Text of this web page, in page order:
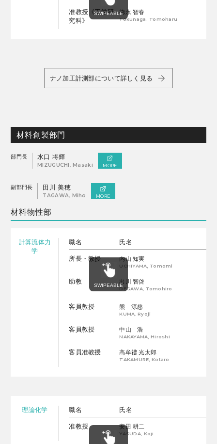
准教授《工学研
究科》
徳永 智春
Tokunaga. Tomoharu
ナノ加工計測部について詳しく見る
材料創製部門
部門長 水口 将輝
MIZUGUCHI, Masaki MORE
副部門長 田川 美穂
TAGAWA, Miho MORE
材料物性部
計算流体力
学
職名 氏名
所長・教授 内山 知実
UCHIYAMA, Tomomi
助教 出川 智啓
DEGAWA, Tomohiro
客員教授 熊 涼慈
KUMA, Ryoji
客員教授 中山 浩
NAKAYAMA, Hiroshi
客員准教授 高牟禮 光太郎
TAKAMURE, Kotaro
理論化学 職名 氏名
准教授 安田 耕二
YASUDA, Koji